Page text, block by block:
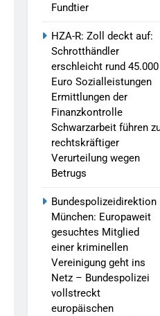
Fundtier
HZA-R: Zoll deckt auf:
Schrotthändler
erschleicht rund 45.000
Euro Sozialleistungen
Ermittlungen der
Finanzkontrolle
Schwarzarbeit führen
rechtskräftiger
Verurteilung wegen
Betrugs
Bundespolizeidirektion
München: Europaweit
gesuchtes Mitglied
einer kriminellen
Vereinigung geht ins
Netz – Bundespolizei
vollstreckt
europäischen